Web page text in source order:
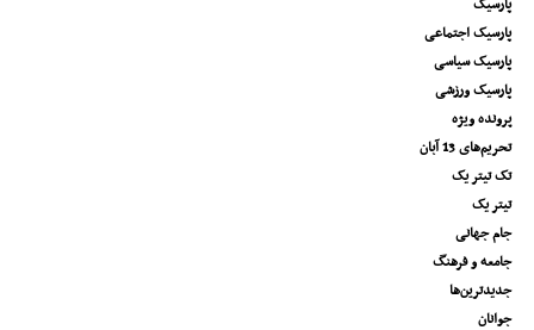
پارسیک
پارسیک اجتماعی
پارسیک سیاسی
پارسیک ورزشی
پرونده ویژه
تحریم‌های 13 آبان
تک تیتر یک
تیتر یک
جام جهانی
جامعه و فرهنگ
جدیدترین‌ها
جوانان